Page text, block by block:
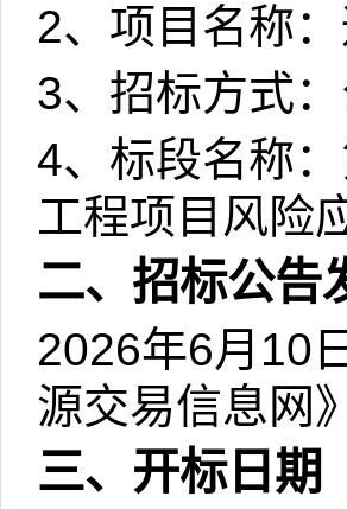
2、项目名称
3、招标方式
4、标段名称
工程项目风险
二、招标公告
2026年6月 10
源交易信息网
三、开标日期